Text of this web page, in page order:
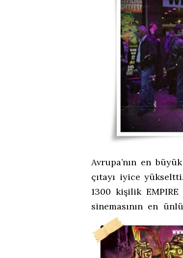
Avrupa’nın en
çıtayı iyice
1300 kişilik
sinemasının en